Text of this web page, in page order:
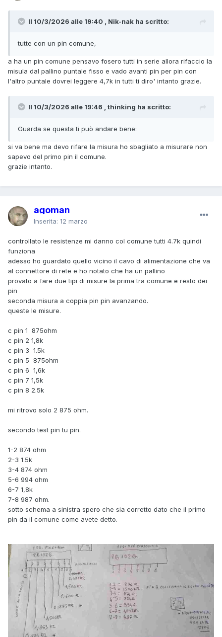
Il 10/3/2026 alle 19:40 , Nik-nak ha scritto:
tutte con un pin comune,
a ha un pin comune pensavo fosero tutti in serie allora rifaccio la
misula dal pallino puntale fisso e vado avanti pin per pin con
l'altro puntale dovrei leggere 4,7k in tutti ti diro' intanto grazie.
Il 10/3/2026 alle 19:46 , thinking ha scritto:
Guarda se questa ti può andare bene:
si va bene ma devo rifare la misura ho sbagliato a misurare non
sapevo del primo pin il comune.
grazie intanto.
agoman
Inserita: 12 marzo
controllato le resistenze mi danno col comune tutti 4.7k quindi
funziona
adesso ho guardato quello vicino il cavo di alimentazione che va
al connettore di rete e ho notato che ha un pallino
provato a fare due tipi di misure la prima tra comune e resto dei
pin
seconda misura a coppia pin pin avanzando.
queste le misure.
c pin 1 875ohm
c pin 2 1,8k
c pin 3 1.5k
c pin 5 875ohm
c pin 6 1,6k
c pin 7 1,5k
c pin 8 2.5k
mi ritrovo solo 2 875 ohm.
secondo test pin tu pin.
1-2 874 ohm
2-3 1.5k
3-4 874 ohm
5-6 994 ohm
6-7 1,8k
7-8 987 ohm.
sotto schema a sinistra spero che sia corretto dato che il primo
pin da il comune come avete detto.